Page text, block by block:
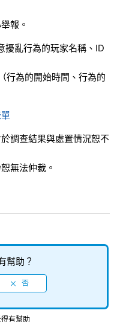
報。
擾亂行為的玩家名稱、ID
行為的開始時間、行為的
調查結果與處置情況恕不
無法仲裁。
幫助？
有幫助